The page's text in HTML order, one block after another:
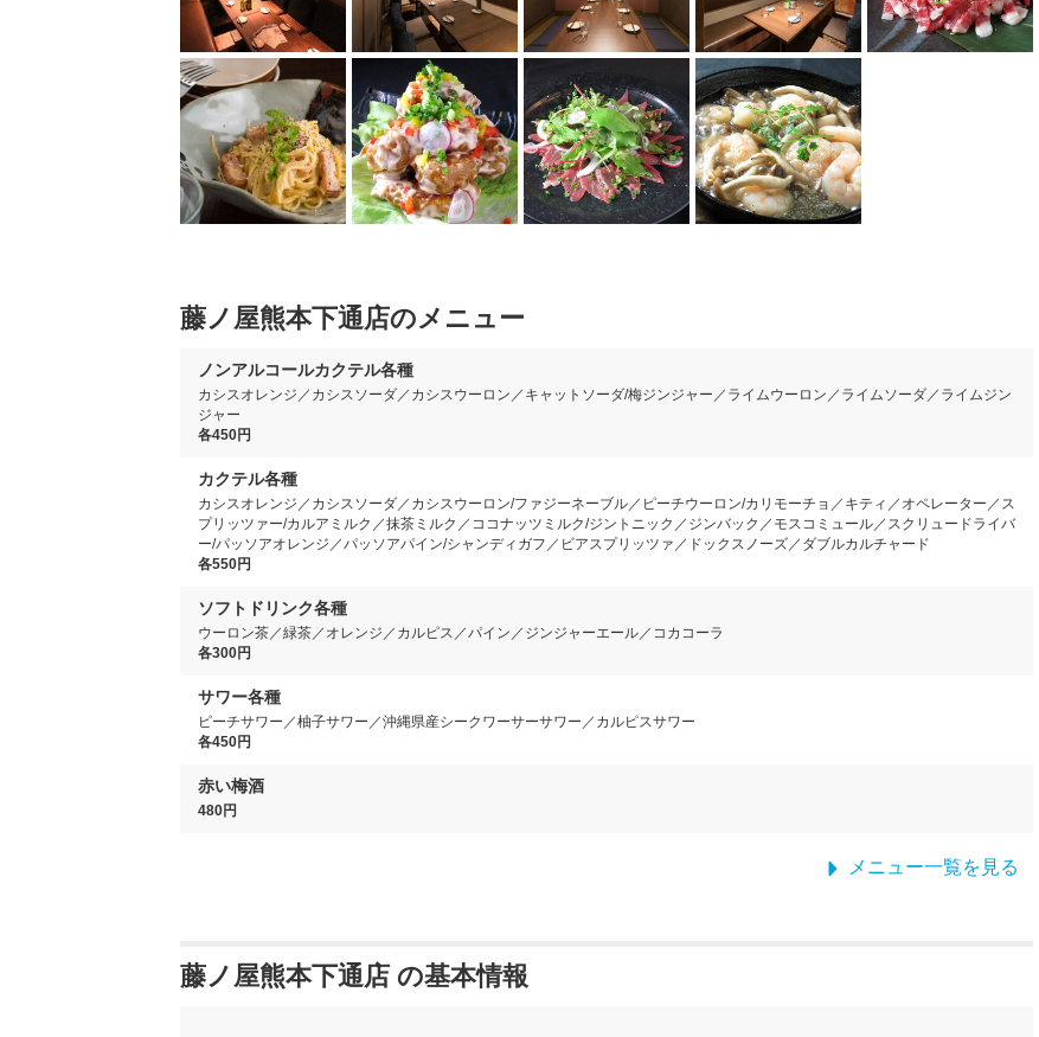
藤ノ屋熊本下通店のメニュー
ノンアルコールカクテル各種
カシスオレンジ／カシスソーダ／カシスウーロン／キャットソーダ/梅ジンジャー／ライムウーロン／ライムソーダ／ライムジン
ジャー
各450円
カクテル各種
カシスオレンジ／カシスソーダ／カシスウーロン/ファジーネーブル／ピーチウーロン/カリモーチョ／キティ／オペレーター／ス
プリッツァー/カルアミルク／抹茶ミルク／ココナッツミルク/ジントニック／ジンバック／モスコミュール／スクリュードライバ
ー/パッソアオレンジ／パッソアパイン/シャンディガフ／ビアスプリッツァ／ドックスノーズ／ダブルカルチャード
各550円
ソフトドリンク各種
ウーロン茶／緑茶／オレンジ／カルピス／パイン／ジンジャーエール／コカコーラ
各300円
サワー各種
ピーチサワー／柚子サワー／沖縄県産シークワーサーサワー／カルピスサワー
各450円
赤い梅酒
480円
メニュー一覧を見る
藤ノ屋熊本下通店 の基本情報